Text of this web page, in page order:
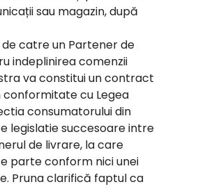
sau magazin, după
catre un Partener de
indeplinirea comenzii
va constitui un contract
conformitate cu Legea
consumatorului din
legislatie succesoare intre
de livrare, la care
parte conform nici unei
Pruna clarifică faptul ca